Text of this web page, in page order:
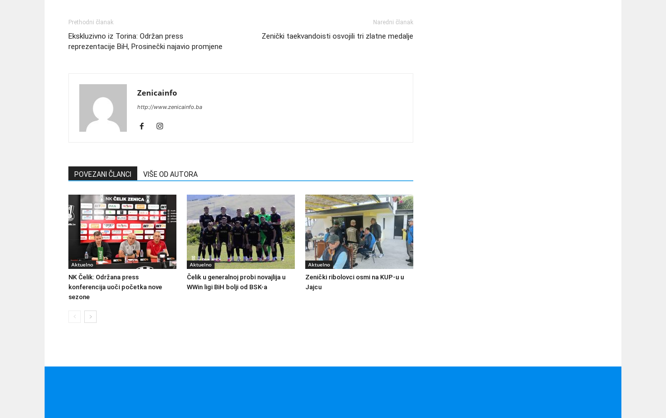
Prethodni članak
Ekskluzivno iz Torina: Održan press
reprezentacije BiH, Prosinečki najavio promjene
Naredni članak
Zenički taekvandoisti osvojili tri zlatne medalje
Zenicainfo
http://www.zenicainfo.ba
POVEZANI ČLANCI VIŠE OD AUTORA
Aktuelno
NK Čelik: Održana press
konferencija uoči početka nove
sezone
Aktuelno
Čelik u generalnoj probi novajlija u
WWin ligi BiH bolji od BSK-a
Aktuelno
Zenički ribolovci osmi na KUP-u u
Jajcu